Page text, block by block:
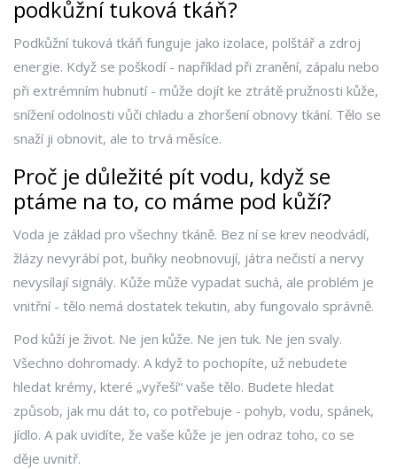
podkůžní tuková tkáň?
Podkůžní tuková tkáň funguje jako izolace, polštář a zdroj
energie. Když se poškodí - například při zranění, zápalu nebo
při extrémním hubnutí - může dojít ke ztrátě pružnosti kůže,
snížení odolnosti vůči chladu a zhoršení obnovy tkání. Tělo se
snaží ji obnovit, ale to trvá měsíce.
Proč je důležité pít vodu, když se
ptáme na to, co máme pod kůží?
Voda je základ pro všechny tkáně. Bez ní se krev neodvádí,
žlázy nevyrábí pot, buňky neobnovují, játra nečistí a nervy
nevysílají signály. Kůže může vypadat suchá, ale problém je
vnitřní - tělo nemá dostatek tekutin, aby fungovalo správně.
Pod kůží je život. Ne jen kůže. Ne jen tuk. Ne jen svaly.
Všechno dohromady. A když to pochopíte, už nebudete
hledat krémy, které „vyřeší“ vaše tělo. Budete hledat
způsob, jak mu dát to, co potřebuje - pohyb, vodu, spánek,
jídlo. A pak uvidíte, že vaše kůže je jen odraz toho, co se
děje uvnitř.